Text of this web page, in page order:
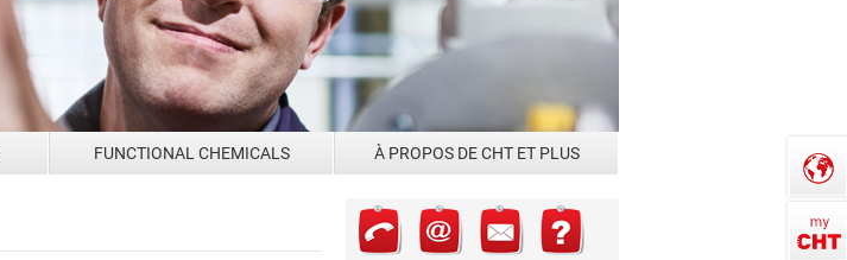
FUNCTIONAL CHEMICALS À PROPOS DE CHT ET PLUS